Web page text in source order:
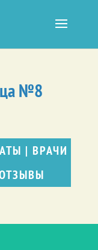
№8
| ВРАЧИ